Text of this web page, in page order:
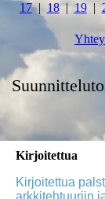
17 18 19
Kirjoitettua
Kirjoitettua
arkkitehtuuriin